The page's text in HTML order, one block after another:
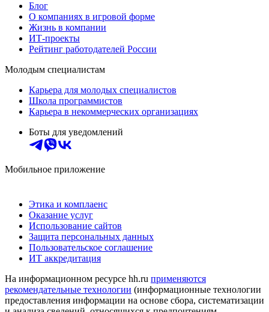
Блог
О компаниях в игровой форме
Жизнь в компании
ИТ-проекты
Рейтинг работодателей России
Молодым специалистам
Карьера для молодых специалистов
Школа программистов
Карьера в некоммерческих организациях
Боты для уведомлений
Мобильное приложение
Этика и комплаенс
Оказание услуг
Использование сайтов
Защита персональных данных
Пользовательское соглашение
ИТ аккредитация
На информационном ресурсе hh.ru применяются
рекомендательные технологии (информационные технологии
предоставления информации на основе сбора, систематизации